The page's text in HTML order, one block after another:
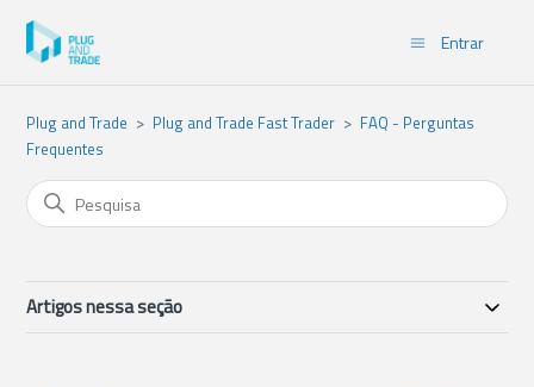
Entrar
Plug and Trade Plug and Trade Fast Trader
FAQ - Perguntas
Frequentes
Artigos nessa seção